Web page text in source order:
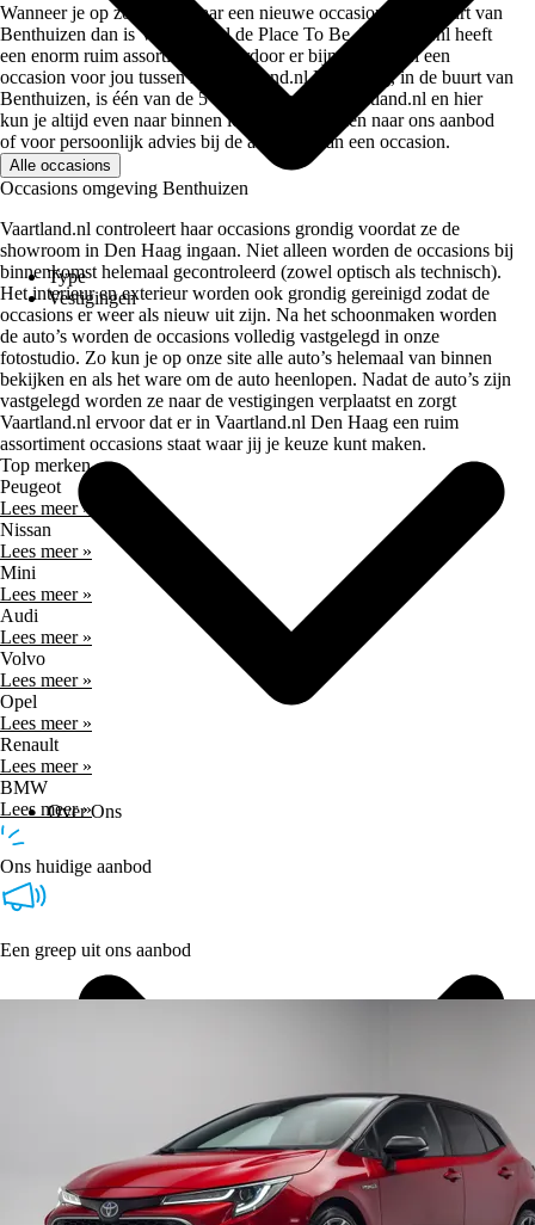
Type
Vestigingen
Over Ons
Wanneer je op zoek bent naar een nieuwe occasion in de buurt van
Benthuizen dan is Vaartland.nl de Place To Be. Vaartland.nl heeft
een enorm ruim assortiment waardoor er bijna altijd wel een
occasion voor jou tussen zit. Vaartland.nl Den Haag, in de buurt van
Benthuizen, is één van de 5 vestigingen van Vaartland.nl en hier
kun je altijd even naar binnen lopen om te kijken naar ons aanbod
of voor persoonlijk advies bij de aankoop van een occasion.
Alle occasions
Occasions omgeving Benthuizen
Vaartland.nl controleert haar occasions grondig voordat ze de
showroom in Den Haag ingaan. Niet alleen worden de occasions bij
binnenkomst helemaal gecontroleerd (zowel optisch als technisch).
Het interieur en exterieur worden ook grondig gereinigd zodat de
occasions er weer als nieuw uit zijn. Na het schoonmaken worden
de auto’s worden de occasions volledig vastgelegd in onze
fotostudio. Zo kun je op onze site alle auto’s helemaal van binnen
bekijken en als het ware om de auto heenlopen. Nadat de auto’s zijn
vastgelegd worden ze naar de vestigingen verplaatst en zorgt
Vaartland.nl ervoor dat er in Vaartland.nl Den Haag een ruim
assortiment occasions staat waar jij je keuze kunt maken.
Top merken
Peugeot
Lees meer »
Nissan
Lees meer »
Mini
Lees meer »
Audi
Lees meer »
Volvo
Lees meer »
Opel
Lees meer »
Renault
Lees meer »
BMW
Lees meer »
Ons huidige aanbod
Een greep uit ons aanbod